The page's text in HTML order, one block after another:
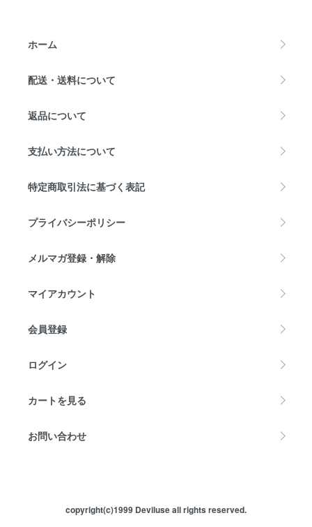
ホーム
配送・送料について
返品について
支払い方法について
特定商取引法に基づく表記
プライバシーポリシー
メルマガ登録・解除
マイアカウント
会員登録
ログイン
カートを見る
お問い合わせ
copyright(c)1999 Deviluse all rights reserved.